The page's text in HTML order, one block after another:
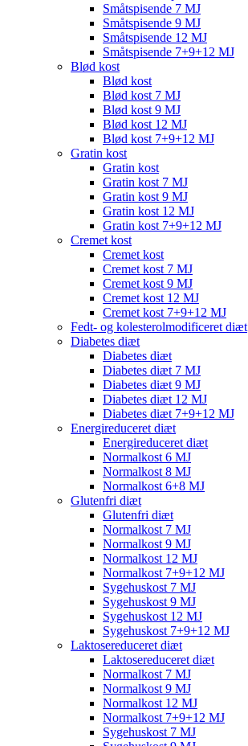
Småtspisende 7 MJ
Småtspisende 9 MJ
Småtspisende 12 MJ
Småtspisende 7+9+12 MJ
Blød kost
Blød kost
Blød kost 7 MJ
Blød kost 9 MJ
Blød kost 12 MJ
Blød kost 7+9+12 MJ
Gratin kost
Gratin kost
Gratin kost 7 MJ
Gratin kost 9 MJ
Gratin kost 12 MJ
Gratin kost 7+9+12 MJ
Cremet kost
Cremet kost
Cremet kost 7 MJ
Cremet kost 9 MJ
Cremet kost 12 MJ
Cremet kost 7+9+12 MJ
Fedt- og kolesterolmodificeret diæt
Diabetes diæt
Diabetes diæt
Diabetes diæt 7 MJ
Diabetes diæt 9 MJ
Diabetes diæt 12 MJ
Diabetes diæt 7+9+12 MJ
Energireduceret diæt
Energireduceret diæt
Normalkost 6 MJ
Normalkost 8 MJ
Normalkost 6+8 MJ
Glutenfri diæt
Glutenfri diæt
Normalkost 7 MJ
Normalkost 9 MJ
Normalkost 12 MJ
Normalkost 7+9+12 MJ
Sygehuskost 7 MJ
Sygehuskost 9 MJ
Sygehuskost 12 MJ
Sygehuskost 7+9+12 MJ
Laktosereduceret diæt
Laktosereduceret diæt
Normalkost 7 MJ
Normalkost 9 MJ
Normalkost 12 MJ
Normalkost 7+9+12 MJ
Sygehuskost 7 MJ